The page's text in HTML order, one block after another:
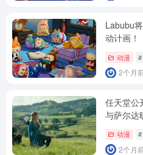
Labubu
动计画！
动漫
2个月
任天堂公
与萨尔达
动漫
2个月